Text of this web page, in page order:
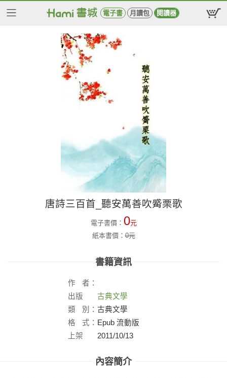
電子書 月讀包 閱讀器
唐詩三百首_聽安萬善吹觱栗歌
電子書價： 0元
紙本書價：0元
書籍資訊
作
者：
出版
社：
古典文學
類
別： 古典文學
格
式： Epub 流動版
上架
2011/10/13
內容簡介